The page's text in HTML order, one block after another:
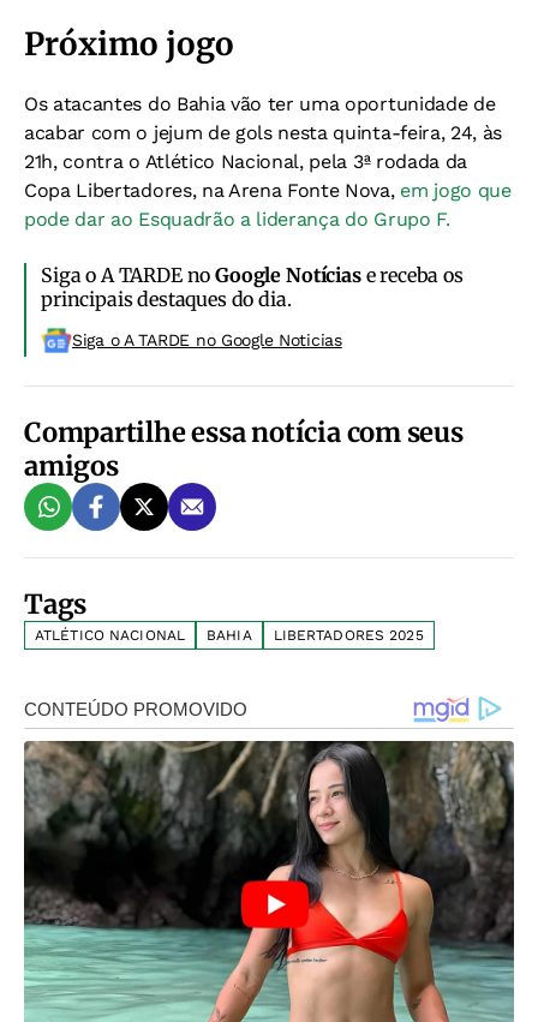
Próximo jogo
Os atacantes do Bahia vão ter uma oportunidade de
acabar com o jejum de gols nesta quinta-feira, 24, às
21h, contra o Atlético Nacional, pela 3ª rodada da
Copa Libertadores, na Arena Fonte Nova, em jogo que
pode dar ao Esquadrão a liderança do Grupo F.
Siga o A TARDE noGoogle Notíciase receba os
principais destaques do dia.
Siga o A TARDE no Google Noticias
Compartilhe essa notícia com seus
amigos
Tags
ATLÉTICO NACIONAL BAHIA LIBERTADORES 2025